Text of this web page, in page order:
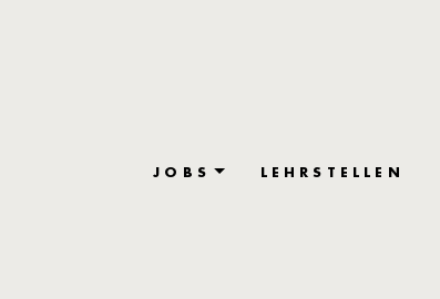
JOBS LEHRSTELLEN